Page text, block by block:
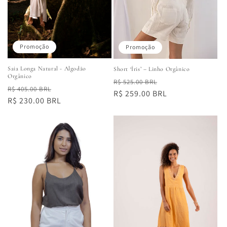
Promoção
Saia Longa Natural - Algodão
Orgânico
Preço
normal
R$ 405.00 BRL
promocional
R$ 230.00 BRL
Promoção
Short ‘Íris’ – Linho Orgânico
Preço
normal
R$ 525.00 BRL
promocional
R$ 259.00 BRL